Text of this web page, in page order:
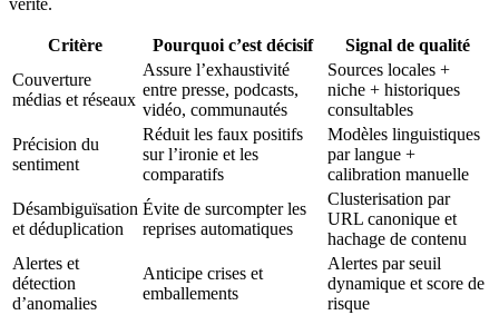
vérité.
Critère Pourquoi c’est décisif
Signal de qualité
Couverture
médias et réseaux
Assure l’exhaustivité
entre presse, podcasts,
vidéo, communautés
Sources locales +
niche + historiques
consultables
Précision du
sentiment
Réduit les faux positifs
sur l’ironie et les
comparatifs
Modèles linguistiques
par langue +
calibration manuelle
Désambiguïsation
et déduplication
Évite de surcompter les
reprises automatiques
Clusterisation par
URL canonique et
hachage de contenu
Alertes et
détection
d’anomalies
Anticipe crises et
emballements
Alertes par seuil
dynamique et score de
risque